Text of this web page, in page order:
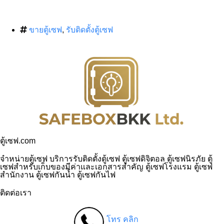
ขายตู้เซฟ, รับติดตั้งตู้เซฟ
ตู้เซฟ.com
จำหน่ายตู้เซฟ บริการรับติดตั้งตู้เซฟ ตู้เซฟดิจิตอล ตู้เซฟนิรภัย ตู้
เซฟสำหรับเก็บของมีค่าและเอกสารสำคัญ ตู้เซฟโรงแรม ตู้เซฟ
สำนักงาน ตู้เซฟกันน้ำ ตู้เซฟกันไฟ
ติดต่อเรา
โทร คลิก